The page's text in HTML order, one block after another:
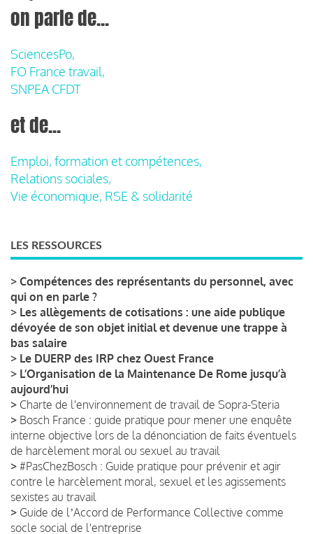
on parle de...
SciencesPo,
FO France travail,
SNPEA CFDT
et de...
Emploi, formation et compétences,
Relations sociales,
Vie économique, RSE & solidarité
LES RESSOURCES
> Compétences des représentants du personnel, avec
qui on en parle ?
> Les allègements de cotisations : une aide publique
dévoyée de son objet initial et devenue une trappe à
bas salaire
> Le DUERP des IRP chez Ouest France
> L’Organisation de la Maintenance De Rome jusqu’à
aujourd’hui
> Charte de l'environnement de travail de Sopra-Steria
> Bosch France : guide pratique pour mener une enquête
interne objective lors de la dénonciation de faits éventuels
de harcèlement moral ou sexuel au travail
> #PasChezBosch : Guide pratique pour prévenir et agir
contre le harcèlement moral, sexuel et les agissements
sexistes au travail
> Guide de lʼAccord de Performance Collective comme
socle social de l'entreprise